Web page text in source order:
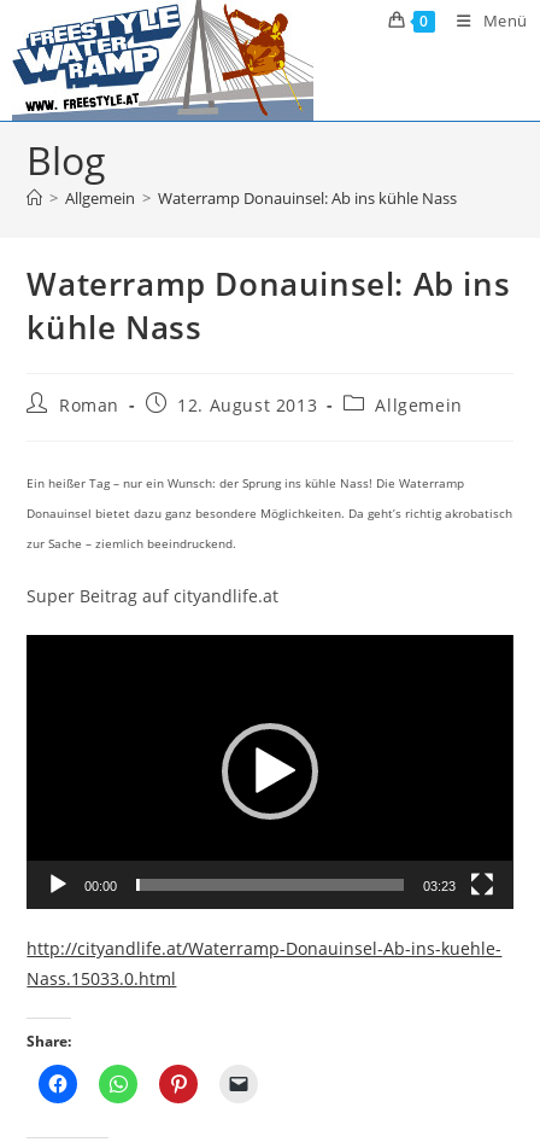
Inhalt
springen
0 Menü
Blog
> Allgemein > Waterramp Donauinsel: Ab ins kühle Nass
Waterramp Donauinsel: Ab ins
kühle Nass
Beitrags-
Roman
Beitrag12. August 2013
Beitrags-
Allgemein
Ein heißer Tag – nur ein Wunsch: der Sprung ins kühle Nass! Die Waterramp
Donauinsel bietet dazu ganz besondere Möglichkeiten. Da geht’s richtig akrobatisch
zur Sache – ziemlich beeindruckend.
Super Beitrag auf cityandlife.at
00:00 03:23
http://cityandlife.at/Waterramp-Donauinsel-Ab-ins-kuehle-
Nass.15033.0.html
Share: